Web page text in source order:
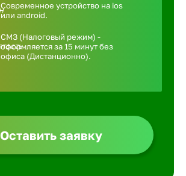
Современное устройство на ios
или android.
СМЗ (Налоговый режим) -
оформляется за 15 минут без
офиса (Дистанционно).
Оставить заявку